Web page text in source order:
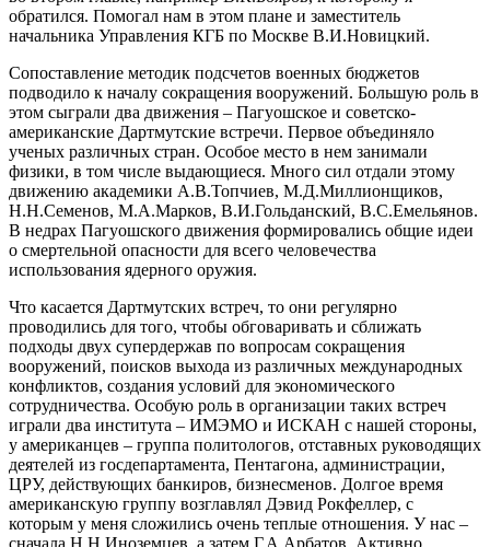
обратился. Помогал нам в этом плане и заместитель
начальника Управления КГБ по Москве В.И.Новицкий.
Сопоставление методик подсчетов военных бюджетов
подводило к началу сокращения вооружений. Большую роль в
этом сыграли два движения – Пагуошское и советско-
американские Дартмутские встречи. Первое объединяло
ученых различных стран. Особое место в нем занимали
физики, в том числе выдающиеся. Много сил отдали этому
движению академики А.В.Топчиев, М.Д.Миллионщиков,
Н.Н.Семенов, М.А.Марков, В.И.Гольданский, В.С.Емельянов.
В недрах Пагуошского движения формировались общие идеи
о смертельной опасности для всего человечества
использования ядерного оружия.
Что касается Дартмутских встреч, то они регулярно
проводились для того, чтобы обговаривать и сближать
подходы двух супердержав по вопросам сокращения
вооружений, поисков выхода из различных международных
конфликтов, создания условий для экономического
сотрудничества. Особую роль в организации таких встреч
играли два института – ИМЭМО и ИСКАН с нашей стороны,
у американцев – группа политологов, отставных руководящих
деятелей из госдепартамента, Пентагона, администрации,
ЦРУ, действующих банкиров, бизнесменов. Долгое время
американскую группу возглавлял Дэвид Рокфеллер, с
которым у меня сложились очень теплые отношения. У нас –
сначала Н.Н.Иноземцев, а затем Г.А.Арбатов. Активно